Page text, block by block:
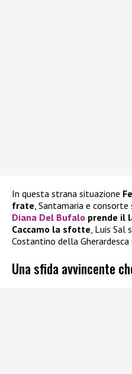
In questa strana situazione
frate, Santamaria e
Diana Del Bufalo prende il
Caccamo la sfotte, Luis Sal
Costantino della Gherardesca
Una sfida avvincente